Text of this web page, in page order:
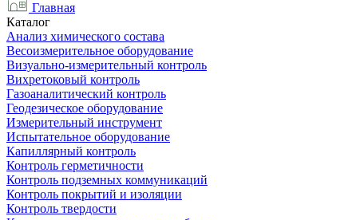
Главная
Каталог
Анализ химического состава
Весоизмерительное оборудование
Визуально-измерительный контроль
Вихретоковый контроль
Газоаналитический контроль
Геодезическое оборудование
Измерительный инструмент
Испытательное оборудование
Капиллярный контроль
Контроль герметичности
Контроль подземных коммуникаций
Контроль покрытий и изоляции
Контроль твердости